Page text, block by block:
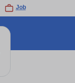
Job